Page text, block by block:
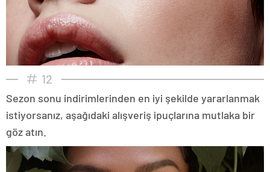
12
Sezon sonu indirimlerinden en iyi şekilde yararlanmak
istiyorsanız, aşağıdaki alışveriş ipuçlarına mutlaka bir
göz atın.